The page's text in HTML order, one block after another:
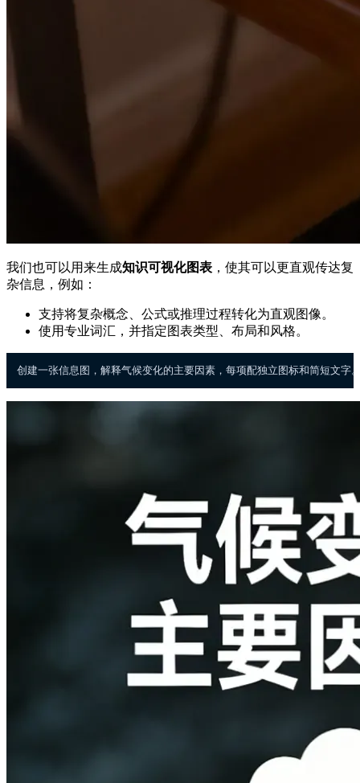
我们也可以用来生成知识可视化图表 ，使其可以更直观传达复
杂信息，例如：
支持将复杂概念、公式或推理过程转化为直观图像。
使用专业词汇，并指定图表类型、布局和风格。